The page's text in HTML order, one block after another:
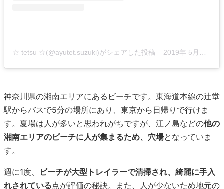
☆ tetsu ☆(@ayutet.suzuki)がシェアした投稿 – 2019年 5月月23日午前6時15分PDT
神奈川県の湘南エリアにあるビーチです。東海道本線の辻堂
駅からバスで5分の場所にあり、東京から日帰りで行けま
す。夏場は人が多いと思われがちですが、江ノ島などの他の
湘南エリアのビーチに人が集まるため、穴場となっていま
す。
週に1度、
ビーチが大型トレイラーで清掃され、綺麗に手入
れされている点が評価の秘訣。また、人が少ないため地元の